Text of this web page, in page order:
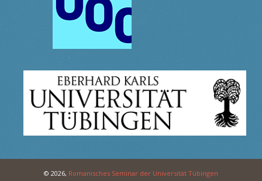
© 2026, Romanisches Seminar der Universität Tübingen